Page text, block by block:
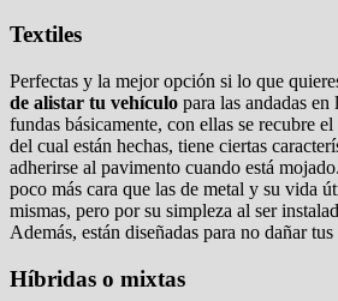
Textiles
Perfectas y la mejor opción si lo que
de alistar tu vehículo para las andadas
fundas básicamente, con ellas se recubre
del cual están hechas, tiene ciertas
adherirse al pavimento cuando está
poco más cara que las de metal y su vida
mismas, pero por su simpleza al ser
Además, están diseñadas para no dañar tus
Híbridas o mixtas